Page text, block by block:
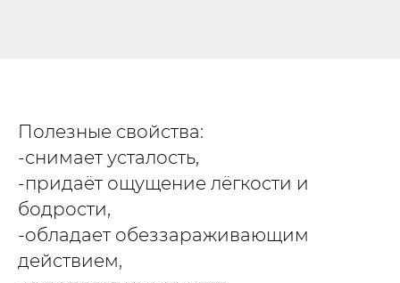
Полезные свойства:
-снимает усталость,
-придаёт ощущение лёгкости и
бодрости,
-обладает обеззараживающим
действием,